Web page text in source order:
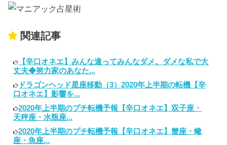
関連記事
【辛口オネエ】みんな違ってみんなダメ。ダメな私で大
丈夫◆努力家のあなた...
ドラゴンヘッド星座移動（3）2020年上半期の転機【辛
口オネエ】影響を...
2020年上半期のプチ転機予報【辛口オネエ】双子座・
天秤座・水瓶座...
2020年上半期のプチ転機予報【辛口オネエ】蟹座・蠍
座・魚座...